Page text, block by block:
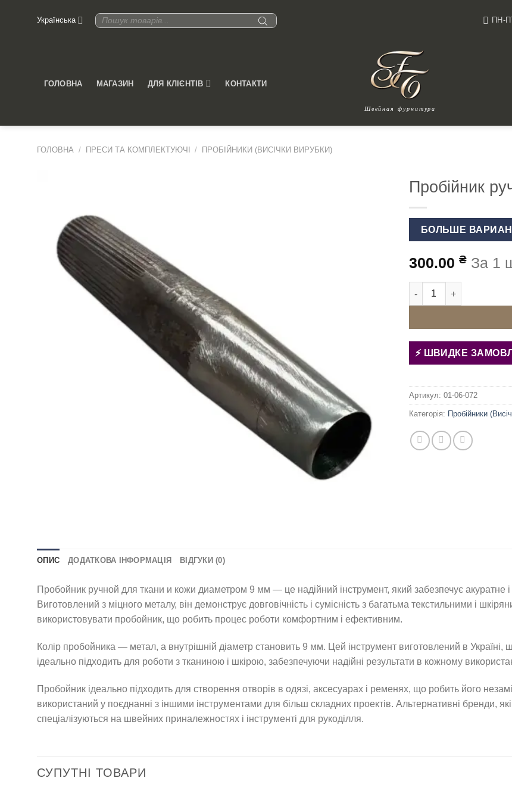
Українська
Products
search
ПН-
Швейная фурнитура
ГОЛОВНА МАГАЗИН ДЛЯ КЛІЄНТІВ КОНТАКТИ
ГОЛОВНА / ПРЕСИ ТА КОМПЛЕКТУЮЧІ / ПРОБІЙНИКИ (ВИСІЧКИ ВИРУБКИ)
Пробійник
БОЛЬШЕ
300.00 ₴ За 1
Пробійник ручний для
ШВИДКЕ
Артикул: 01-06-072
Категорія: Пробійники
ОПИС ДОДАТКОВА ІНФОРМАЦІЯ ВІДГУКИ (0)
Пробойник ручной для ткани и кожи диаметром 9 мм — це надійний інструмент, який забезпечує акуратне і
Виготовлений з міцного металу, він демонструє довговічність і сумісність з багатьма текстильними і
використовувати пробойник, що робить процес роботи комфортним і ефективним.
Колір пробойника — метал, а внутрішній діаметр становить 9 мм. Цей інструмент виготовлений в Україні,
ідеально підходить для роботи з тканиною і шкірою, забезпечуючи надійні результати в кожному
Пробойник ідеально підходить для створення отворів в одязі, аксесуарах і ременях, що робить його
використаний у поєднанні з іншими інструментами для більш складних проектів. Альтернативні бренди,
спеціалізуються на швейних приналежностях і інструменті для рукоділля.
СУПУТНІ ТОВАРИ